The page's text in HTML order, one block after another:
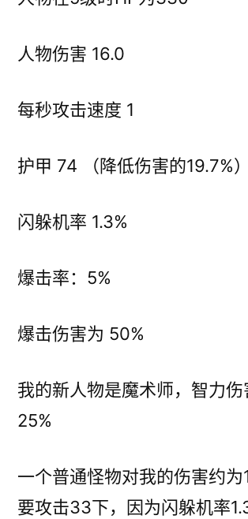
人物伤害 16.0
每秒攻击速度 1
护甲 74 （降低伤害的19.7%）
闪躲机率 1.3%
爆击率：5%
爆击伤害为 50%
我的新人物是魔术师，智力伤
25%
一个普通怪物对我的伤害约
要攻击33下，因为闪躲机率